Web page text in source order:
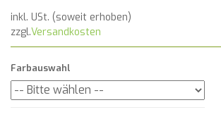
inkl. USt. (soweit erhoben)
zzgl.Versandkosten
Farbauswahl